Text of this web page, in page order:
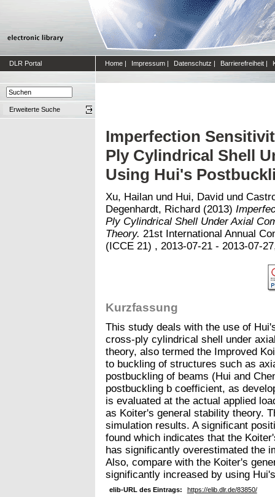
DLR Portal Home | Impressum | Datenschutz | Barrierefreiheit |
Erweiterte Suche
Imperfection
Ply Cylindrical Shell
Using Hui's
Xu, Hailan und Hui, David und
Degenhardt, Richard (2013)
Ply Cylindrical Shell Under Axial
Theory. 21st International Annual
(ICCE 21) , 2013-07-21 - 2013-07-
Kurzfassung
This study deals with the use of
cross-ply cylindrical shell under
theory, also termed the Improved
to buckling of structures such as
postbuckling of beams (Hui and
postbuckling b coefficient, as
is evaluated at the actual applied
as Koiter's general stability theory.
simulation results. A significant
found which indicates that the
has significantly overestimated the
Also, compare with the Koiter's
significantly increased by using
elib-URL des Eintrags:
https://elib.dlr.de/83850/